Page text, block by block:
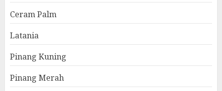
Ceram Palm
Latania
Pinang Kuning
Pinang Merah